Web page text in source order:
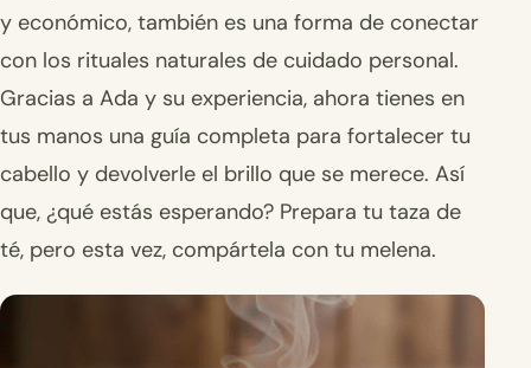
y económico, también es una forma de conectar
con los rituales naturales de cuidado personal.
Gracias a Ada y su experiencia, ahora tienes en
tus manos una guía completa para fortalecer tu
cabello y devolverle el brillo que se merece. Así
que, ¿qué estás esperando? Prepara tu taza de
té, pero esta vez, compártela con tu melena.